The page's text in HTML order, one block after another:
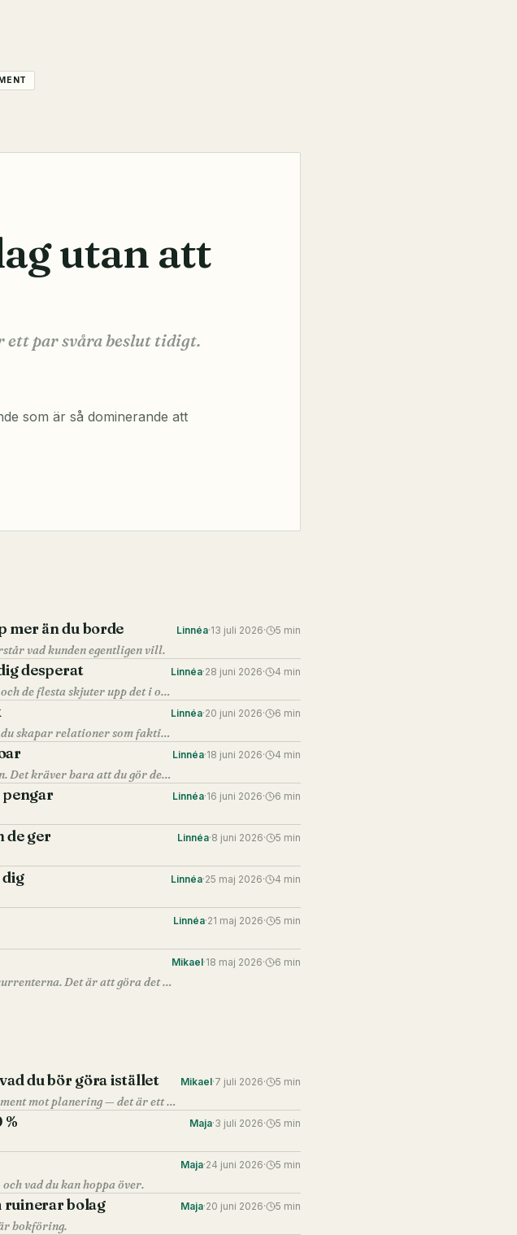
utan att
ett par svåra beslut tidigt.
som är så dominerande att
mer än du borde
vad kunden egentligen vill.
Linnéa·13 juli 2026· 5 min
desperat
Det är en av de enklaste och mest underskattade tillväxtkanalerna — och de flesta skjuter upp det i oändlighet.
Linnéa·28 juni 2026· 4 min
Varför de flesta nätverksträffar bara blir en hög med papper och hur du skapar relationer som faktiskt leder vidare.
Linnéa·20 juni 2026· 6 min
Det är möjligt att gå skilda vägar på ett sätt som lämnar dörren öppen. Det kräver bara att du gör det rätt.
Linnéa·18 juni 2026· 4 min
Linnéa·16 juni 2026· 6 min
de ger Linnéa·8 juni 2026· 5 min
Linnéa·25 maj 2026· 4 min
Linnéa·21 maj 2026· 5 min
Det tuffaste med att driva eget är inte ekonomin, skatterna eller konkurrenterna. Det är att göra det ensam.
Mikael·18 maj 2026· 6 min
du bör göra istället
Ingen plan överlever kontakten med verkligheten. Det är inte ett argument mot planering — det är ett argument mot fel typ av planering.
Mikael·7 juli 2026· 5 min
Maja·3 juli 2026· 5 min
vad du kan hoppa över.
Maja·24 juni 2026· 5 min
ruinerar bolag
bokföring.
Maja·20 juni 2026· 5 min